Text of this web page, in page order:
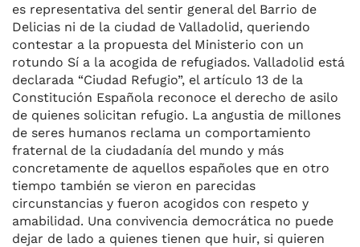
es representativa del sentir general del Barrio de
Delicias ni de la ciudad de Valladolid, queriendo
contestar a la propuesta del Ministerio con un
rotundo Sí a la acogida de refugiados. Valladolid está
declarada “Ciudad Refugio”, el artículo 13 de la
Constitución Española reconoce el derecho de asilo
de quienes solicitan refugio. La angustia de millones
de seres humanos reclama un comportamiento
fraternal de la ciudadanía del mundo y más
concretamente de aquellos españoles que en otro
tiempo también se vieron en parecidas
circunstancias y fueron acogidos con respeto y
amabilidad. Una convivencia democrática no puede
dejar de lado a quienes tienen que huir, si quieren